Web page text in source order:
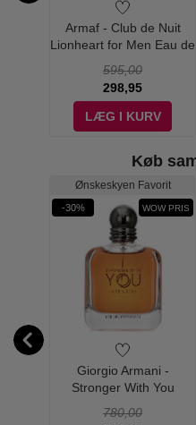
Armaf - Club de Nuit
Lionheart for Men Eau de
595,00
298,95
LÆG I KURV
Køb
Ønskeskyen Favorit
-30% WOW PRIS
Giorgio Armani -
Stronger With You
- Edp
780,00